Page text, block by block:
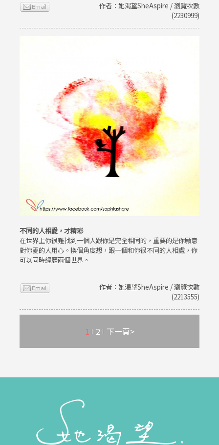
作者：她渴望SheAspire / 瀏覽次數
(2230999)
不同的人相愛，才精彩
在世界上你很難找到一個人跟你是完全相同的，重要的是你願意
對你愛的人用心。換個角度想，跟一個和你很不同的人相處，你
可以同時經歷兩個世界。
作者：她渴望SheAspire / 瀏覽次數
(2213555)
1 2 下一頁>